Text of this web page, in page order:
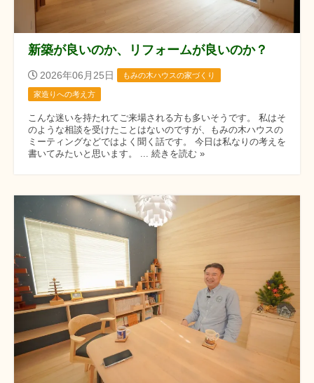
新築が良いのか、リフォームが良いのか？
2026年06月25日 もみの木ハウスの家づくり
家造りへの考え方
こんな迷いを持たれてご来場される方も多いそうです。 私はそ
のような相談を受けたことはないのですが、もみの木ハウスの
ミーティングなどではよく聞く話です。 今日は私なりの考えを
書いてみたいと思います。 ... 続きを読む »